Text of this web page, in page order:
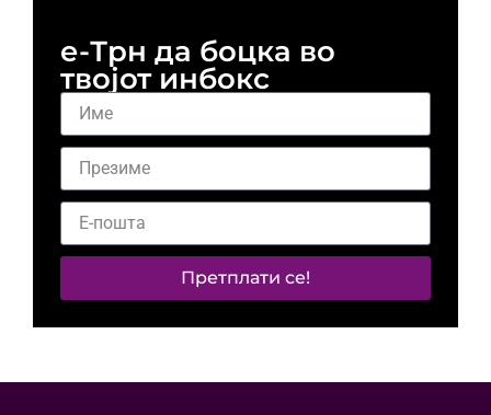
е-Трн да боцка во
твојот инбокс
Претплати се!